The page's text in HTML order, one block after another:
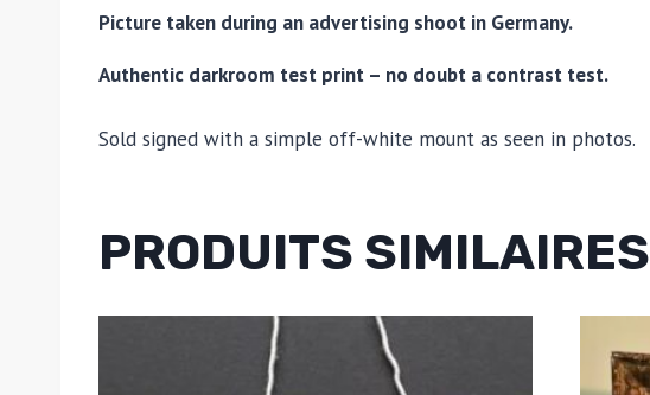
Picture taken during an advertising shoot in Germany.
Authentic darkroom test print – no doubt a contrast test.
Sold signed with a simple off-white mount as seen in photos.
PRODUITS SIMILAIRES